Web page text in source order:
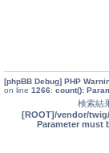
[phpBB Debug] PHP
on line 1266: count():
検索結
[ROOT]/vendor/
Parameter must